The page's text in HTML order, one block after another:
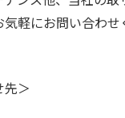
軽にお問い合わ
＞